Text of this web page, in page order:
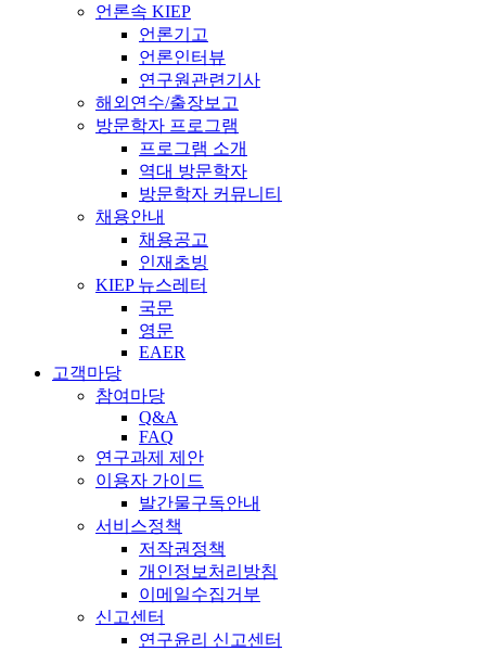
언론속 KIEP
언론기고
언론인터뷰
연구원관련기사
해외연수/출장보고
방문학자 프로그램
프로그램 소개
역대 방문학자
방문학자 커뮤니티
채용안내
채용공고
인재초빙
KIEP 뉴스레터
국문
영문
EAER
고객마당
참여마당
Q&A
FAQ
연구과제 제안
이용자 가이드
발간물구독안내
서비스정책
저작권정책
개인정보처리방침
이메일수집거부
신고센터
연구윤리 신고센터